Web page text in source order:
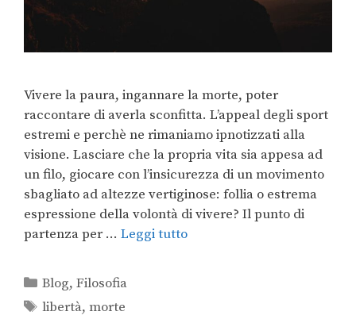
Vivere la paura, ingannare la morte, poter
raccontare di averla sconfitta. L’appeal degli sport
estremi e perchè ne rimaniamo ipnotizzati alla
visione. Lasciare che la propria vita sia appesa ad
un filo, giocare con l’insicurezza di un movimento
sbagliato ad altezze vertiginose: follia o estrema
espressione della volontà di vivere? Il punto di
partenza per … Leggi tutto
Blog,Filosofia
libertà,morte